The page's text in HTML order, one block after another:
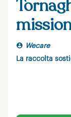
Wecare
La raccolta